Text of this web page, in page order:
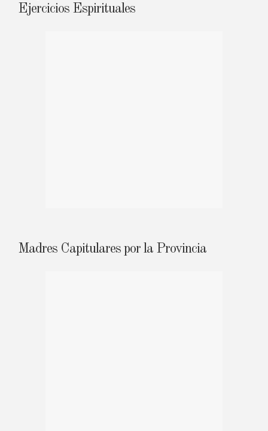
Ejercicios Espirituales
Madres Capitulares por la Provincia